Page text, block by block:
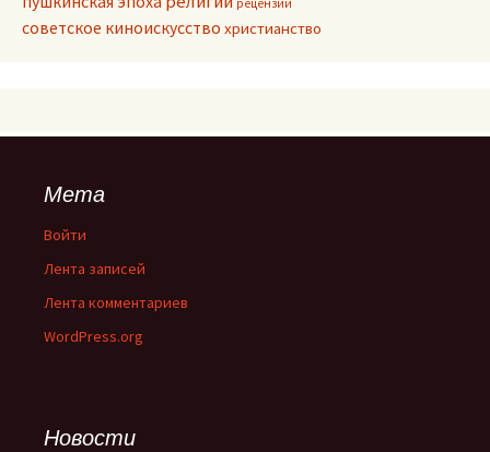
рецензии
советское киноискусство христианство
Мета
Войти
Лента записей
Лента комментариев
WordPress.org
Новости